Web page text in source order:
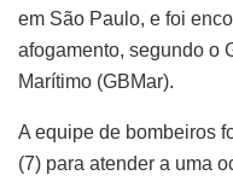
em São Paulo, e foi
afogamento, segundo o
Marítimo (GBMar).
A equipe de bombeiros
(7) para atender a uma